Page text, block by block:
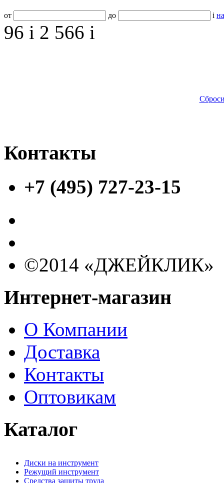
от до i
96 i 2 566 i
Контакты
+7 (495) 727-23-15
©2014 «ДЖЕЙКЛИК»
Интернет-магазин
О Компании
Доставка
Контакты
Оптовикам
Каталог
Диски на инструмент
Режущий инструмент
Средства защиты труда